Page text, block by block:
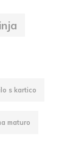
s kartico
maturo